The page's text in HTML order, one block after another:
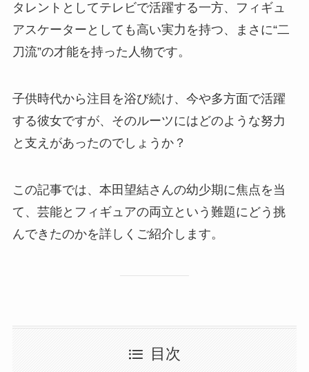
タレントとしてテレビで活躍する一方、フィギュ
アスケーターとしても高い実力を持つ、まさに“二
刀流”の才能を持った人物です。
子供時代から注目を浴び続け、今や多方面で活躍
する彼女ですが、そのルーツにはどのような努力
と支えがあったのでしょうか？
この記事では、本田望結さんの幼少期に焦点を当
て、芸能とフィギュアの両立という難題にどう挑
んできたのかを詳しくご紹介します。
目次